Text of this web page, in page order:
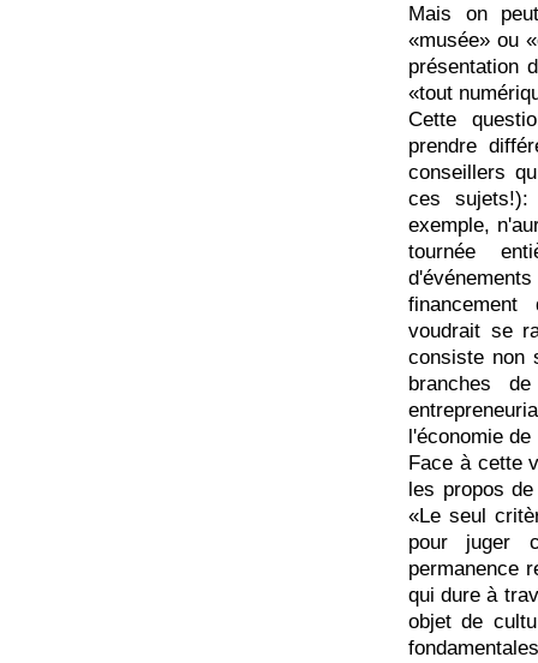
Mais on
«musée» ou
présentation
«tout
Cette
prendre
conseillers
ces
exemple,
tournée
voudrait se
consiste non
branches
l'économie de
Face à cette
les propos
«Le seul
pour juger
permanence
qui dure à
objet de